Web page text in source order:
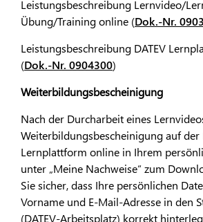
Leistungsbeschreibung Lernvideo/
Übung/Training online (Dok.-Nr.
Leistungsbeschreibung DATEV
(Dok.-Nr. 0904300)
Weiterbildungsbescheinigung
Nach der Durcharbeit eines
Weiterbildungsbescheinigung auf der
Lernplattform online in Ihrem
unter „Meine Nachweise“ zum
Sie sicher, dass Ihre persönlichen
Vorname und E-Mail-Adresse in den
(DATEV-Arbeitsplatz) korrekt